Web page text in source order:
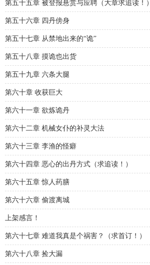
第五十五章 被登报悬赏与应聘（大章求追读！）
第五十六章 四丹傍身
第五十七章 从禁地出来的“诡”
第五十八章 摸诡也出货
第五十九章 六条大腿
第六十章 收获巨大
第六十一章 欲炼诡丹
第六十二章 机械女仆的补灵大法
第六十三章 李渔的怪癖
第六十四章 恶心的出丹方式（求追读！）
第六十五章 惊人药膳
第六十六章 偷渡离城
上架感言！
第六十七章 难道我真是个祸害？（求首订！）
第六十八章 捡大漏